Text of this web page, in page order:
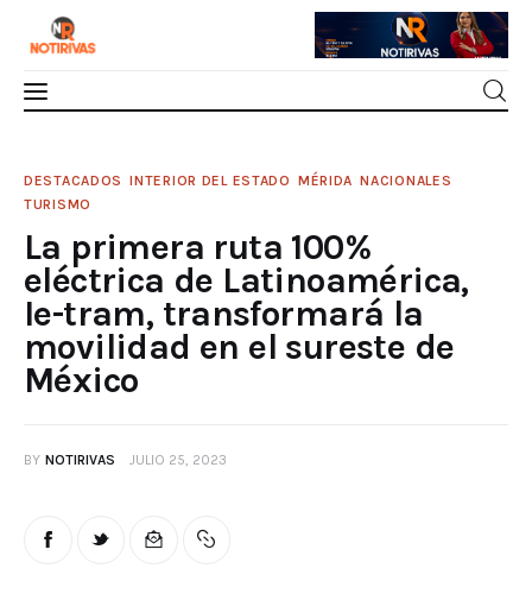
La primera ruta 100% eléctrica de
Latinoamérica, Ie-tram, transformará la
movilidad en el sureste de México
0 Comments SHARE POST
Mérida
Interior del Estado
Economía
Finanzas
Multimedia
Espectáculos
DESTACADOS INTERIOR DEL ESTADO MÉRIDA NACIONALES
TURISMO
La primera ruta 100%
eléctrica de Latinoamérica,
Ie-tram, transformará la
movilidad en el sureste de
México
BY NOTIRIVAS JULIO 25, 2023